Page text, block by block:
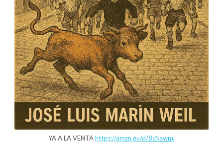
YA A LA VENTAhttps://amzn.eu/d/8cNswmj